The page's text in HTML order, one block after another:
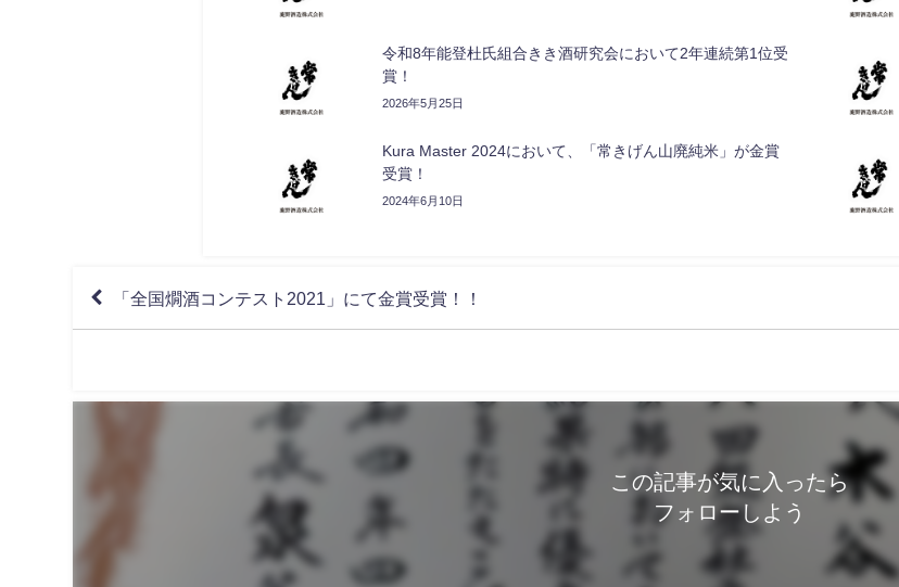
令和8年能登杜氏組合きき酒研究会において2年連続第1位受
賞！
2026年5月25日
Kura Master 2024において、「常きげん山廃純米」が金賞
受賞！
2024年6月10日
「全国燗酒コンテスト2021」にて金賞受賞！！
この記事が気に入ったら
フォローしよう